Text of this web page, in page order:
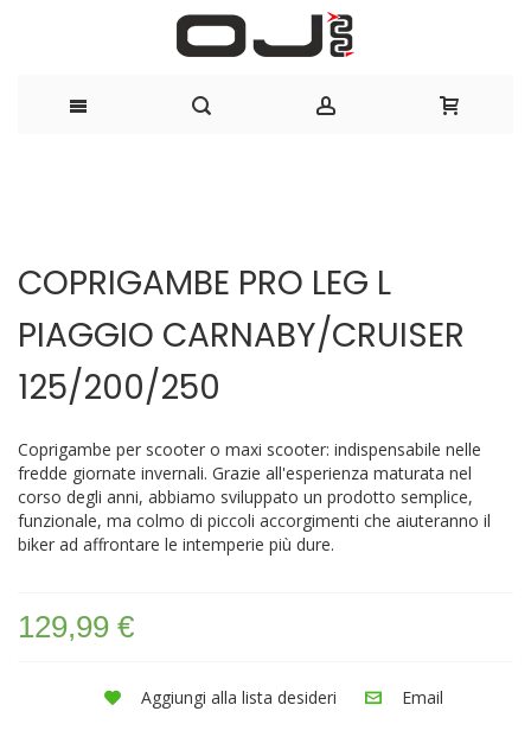
fine
galleria
di
immagini
della
di
immagini
COPRIGAMBE PRO LEG L
PIAGGIO CARNABY/CRUISER
125/200/250
Coprigambe per scooter o maxi scooter: indispensabile nelle
fredde giornate invernali. Grazie all'esperienza maturata nel
corso degli anni, abbiamo sviluppato un prodotto semplice,
funzionale, ma colmo di piccoli accorgimenti che aiuteranno il
biker ad affrontare le intemperie più dure.
129,99 €
Aggiungi alla lista desideri Email